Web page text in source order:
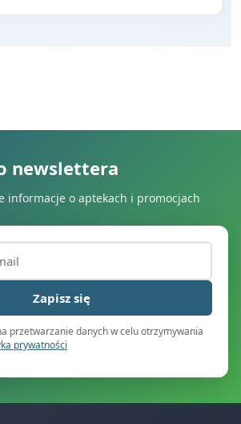
newslettera
informacje o aptekach i promocjach
Zapisz się
przetwarzanie danych w celu otrzymywania
prywatności